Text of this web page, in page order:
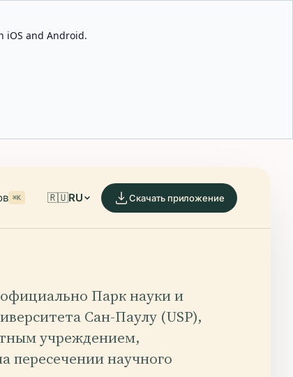
iOS and Android.
⌘K 🇷🇺RU Скачать приложение
Парк науки и
Сан-Паулу (USP),
учреждением,
пересечении научного